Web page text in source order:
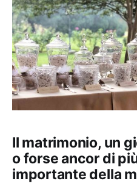
Il matrimonio, un
o forse ancor di
importante della